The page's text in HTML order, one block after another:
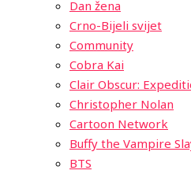
Dan žena
Crno-Bijeli svijet
Community
Cobra Kai
Clair Obscur:
Christopher Nolan
Cartoon Network
Buffy the Vampire
BTS